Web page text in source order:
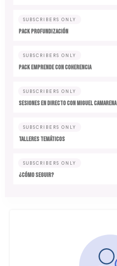
SUBSCRIBERS ONLY
PACK PROFUNDIZACIÓN
SUBSCRIBERS ONLY
PACK EMPRENDE CON COHERENCIA
SUBSCRIBERS ONLY
SESIONES EN DIRECTO CON MIGUEL CAMARENA
SUBSCRIBERS ONLY
TALLERES TEMÁTICOS
SUBSCRIBERS ONLY
¿CÓMO SEGUIR?